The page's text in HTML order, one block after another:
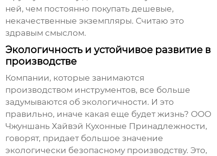
ней, чем постоянно покупать дешевые,
некачественные экземпляры. Считаю это
здравым смыслом.
Экологичность и устойчивое развитие в
производстве
Компании, которые занимаются
производством инструментов, все больше
задумываются об экологичности. И это
правильно, иначе какая еще будет жизнь? ООО
Чжуншань Хайвэй Кухонные Принадлежности,
говорят, придает большое значение
экологически безопасному производству. Это,